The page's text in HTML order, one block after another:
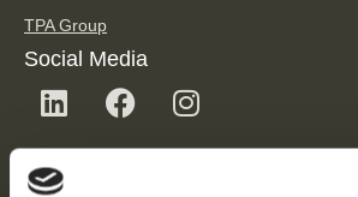
TPA Group
Social Media
TPA Newsletter